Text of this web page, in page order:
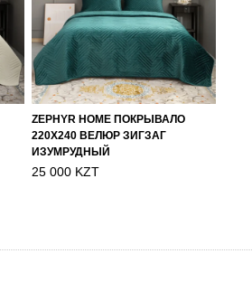
ZEPHYR HOME ПОКРЫВАЛО
220Х240 ВЕЛЮР ЗИГЗАГ
ИЗУМРУДНЫЙ
25 000 KZT